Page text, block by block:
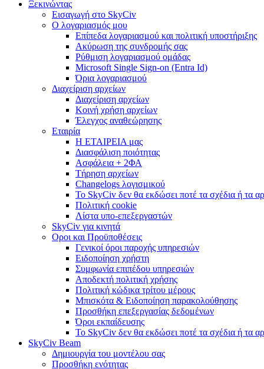
Ξεκινώντας
Εισαγωγή στο SkyCiv
Ο λογαριασμός μου
Επίπεδα λογαριασμού και πολιτική υποστήριξης
Ακύρωση της συνδρομής σας
Ρύθμιση λογαριασμού ομάδας
Microsoft Single Sign-on (Entra Id)
Όρια λογαριασμού
Διαχείριση αρχείων
Διαχείριση αρχείων
Κοινή χρήση αρχείων
Έλεγχος αναθεώρησης
Εταιρία
Η ΕΤΑΙΡΕΙΑ μας
Διασφάλιση ποιότητας
Ασφάλεια + 2ΦΑ
Τήρηση αρχείων
Changelogs λογισμικού
Το SkyCiv δεν θα εκδώσει ποτέ τα σχέδια ή τα
Πολιτική cookie
Λίστα υπο-επεξεργαστών
SkyCiv για κινητά
Οροι και Προϋποθέσεις
Γενικοί όροι παροχής υπηρεσιών
Ειδοποίηση χρήστη
Συμφωνία επιπέδου υπηρεσιών
Αποδεκτή πολιτική χρήσης
Πολιτική κώδικα τρίτου μέρους
Μπισκότα & Ειδοποίηση παρακολούθησης
Προσθήκη επεξεργασίας δεδομένων
Όροι εκπαίδευσης
Το SkyCiv δεν θα εκδώσει ποτέ τα σχέδια ή τα
SkyCiv Beam
Δημιουργία του μοντέλου σας
Προσθήκη ενότητας